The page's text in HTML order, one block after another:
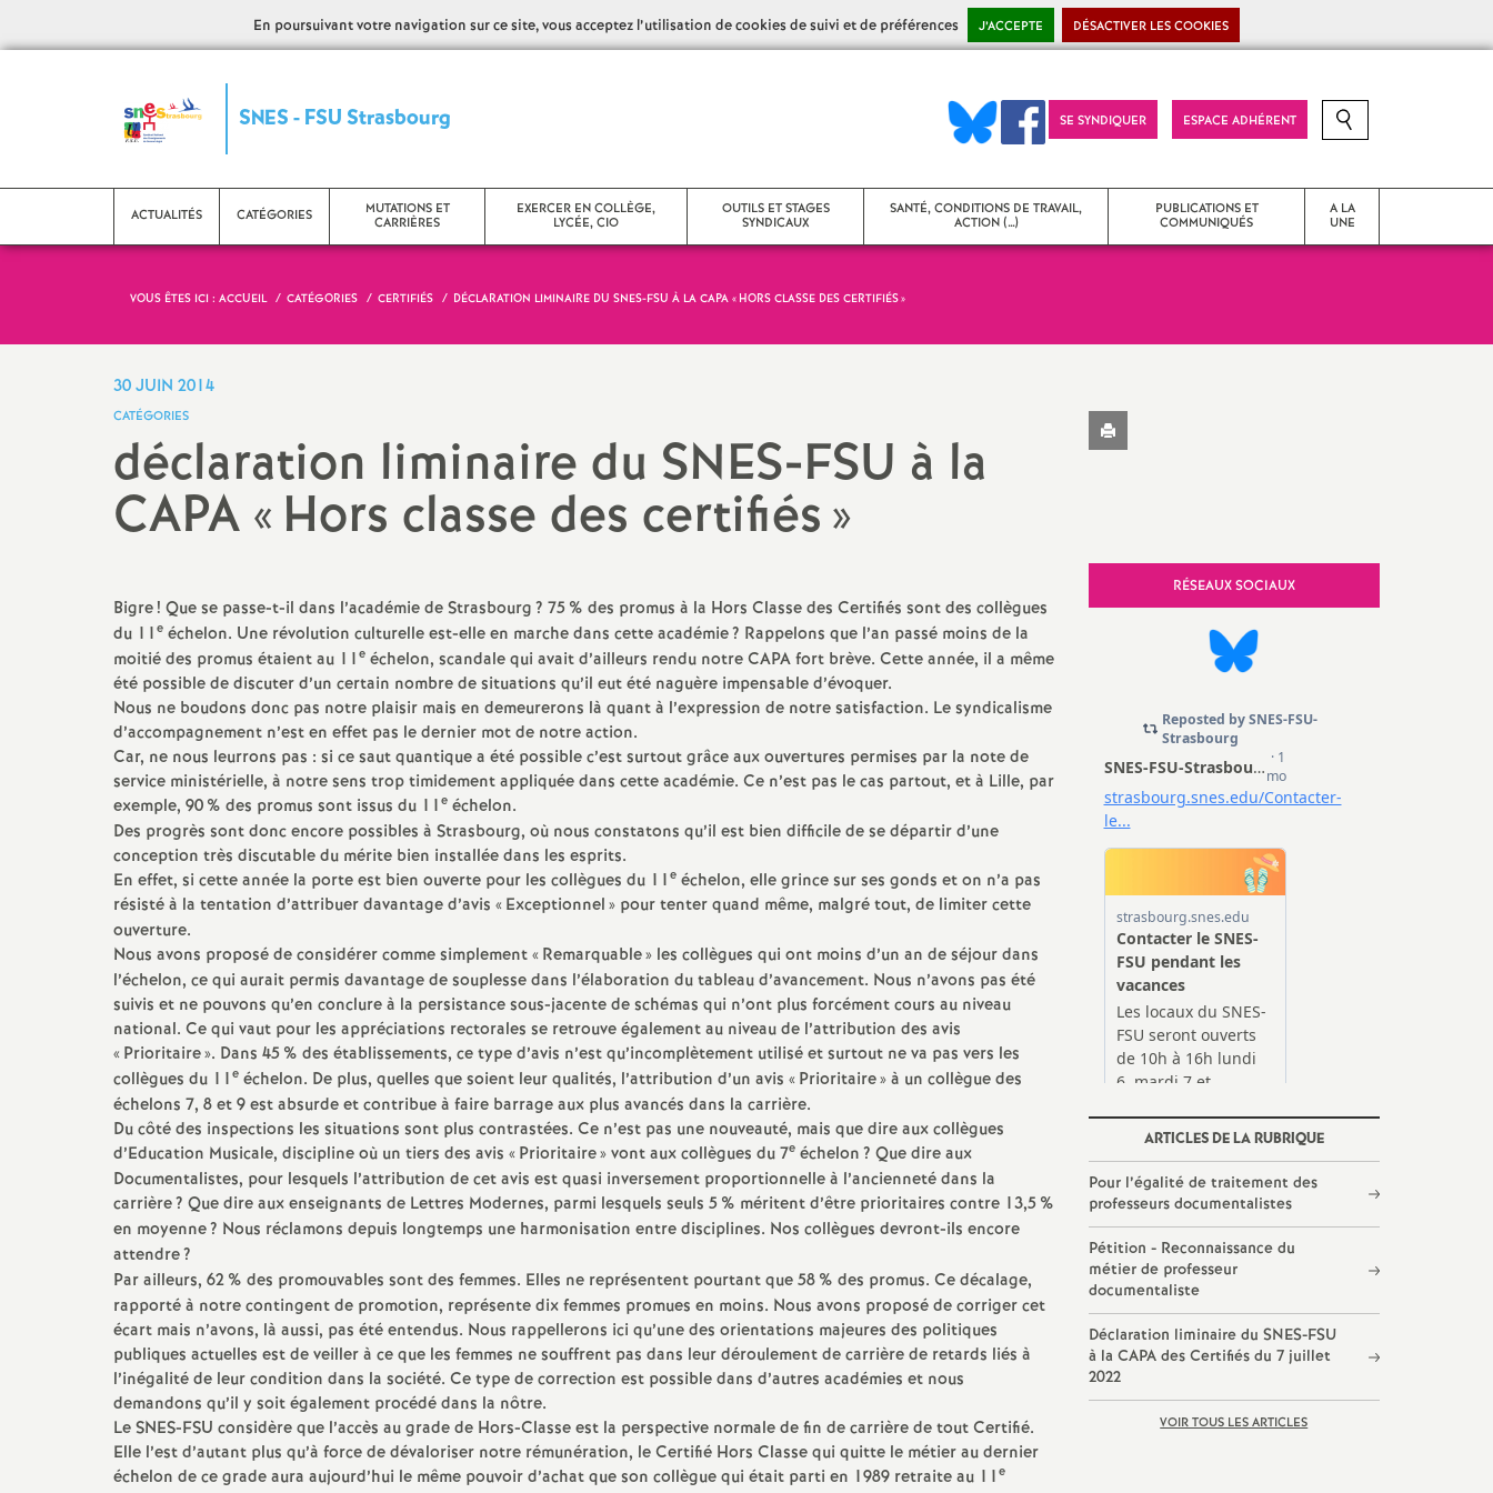
En poursuivant votre navigation sur ce site, vous acceptez l’utilisation de cookies de suivi et de préférences J’ACCEPTE DÉSACTIVER LES COOKIES
SNES - FSU Strasbourg
d
i
a
t
a
t
i
o
n
a
l
d
e
s
E
n
s
e
i
g
SE SYNDIQUER ESPACE ADHÉRENT RECHERCHE SUR LE SITE
ACTUALITÉS CATÉGORIES
Etudiants et stagiaires
AED
Non Titulaires
TZR
Certifiés
Agrégés
AESH
MUTATIONS ET
CARRIÈRES
Retraite
Temps partiel
Rémunération
Rupture conventionnelle
Disponibilité
EXERCER EN COLLÈGE,
LYCÉE, CIO
Evaluation
Education Prioritaire
Mixité scolaire
OUTILS ET STAGES
SYNDICAUX
Vie des établissements
SANTÉ, CONDITIONS DE TRAVAIL,
ACTION (…)
Congés maladie, problèmes
de santé
PUBLICATIONS ET
COMMUNIQUÉS
Déclarations liminaires - CR
d’instances
A LA
UNE
VOUS ÊTES ICI : ACCUEIL CATÉGORIES CERTIFIÉS DÉCLARATION LIMINAIRE DU SNES-FSU À LA CAPA « HORS CLASSE DES CERTIFIÉS»
30 JUIN 2014
CATÉGORIES
déclaration liminaire du SNES-FSU à la
CAPA « Hors classe des certifiés»
Imprimer
l'article
Bigre! Que se passe-t-il dans l’académie de Strasbourg? 75% des promus à la Hors Classe des Certifiés sont des collègues
du 11e échelon. Une révolution culturelle est-elle en marche dans cette académie? Rappelons que l’an passé moins de la
moitié des promus étaient au 11e échelon, scandale qui avait d’ailleurs rendu notre CAPA fort brève. Cette année, il a même
été possible de discuter d’un certain nombre de situations qu’il eut été naguère impensable d’évoquer.
Nous ne boudons donc pas notre plaisir mais en demeurerons là quant à l’expression de notre satisfaction. Le syndicalisme
d’accompagnement n’est en effet pas le dernier mot de notre action.
Car, ne nous leurrons pas : si ce saut quantique a été possible c’est surtout grâce aux ouvertures permises par la note de
service ministérielle, à notre sens trop timidement appliquée dans cette académie. Ce n’est pas le cas partout, et à Lille, par
exemple, 90% des promus sont issus du 11e échelon.
Des progrès sont donc encore possibles à Strasbourg, où nous constatons qu’il est bien difficile de se départir d’une
conception très discutable du mérite bien installée dans les esprits.
En effet, si cette année la porte est bien ouverte pour les collègues du 11e échelon, elle grince sur ses gonds et on n’a pas
résisté à la tentation d’attribuer davantage d’avis «Exceptionnel» pour tenter quand même, malgré tout, de limiter cette
ouverture.
Nous avons proposé de considérer comme simplement «Remarquable» les collègues qui ont moins d’un an de séjour dans
l’échelon, ce qui aurait permis davantage de souplesse dans l’élaboration du tableau d’avancement. Nous n’avons pas été
suivis et ne pouvons qu’en conclure à la persistance sous-jacente de schémas qui n’ont plus forcément cours au niveau
national. Ce qui vaut pour les appréciations rectorales se retrouve également au niveau de l’attribution des avis
«Prioritaire». Dans 45% des établissements, ce type d’avis n’est qu’incomplètement utilisé et surtout ne va pas vers les
collègues du 11e échelon. De plus, quelles que soient leur qualités, l’attribution d’un avis «Prioritaire» à un collègue des
échelons 7, 8 et 9 est absurde et contribue à faire barrage aux plus avancés dans la carrière.
Du côté des inspections les situations sont plus contrastées. Ce n’est pas une nouveauté, mais que dire aux collègues
d’Education Musicale, discipline où un tiers des avis «Prioritaire» vont aux collègues du 7e échelon? Que dire aux
Documentalistes, pour lesquels l’attribution de cet avis est quasi inversement proportionnelle à l’ancienneté dans la
carrière? Que dire aux enseignants de Lettres Modernes, parmi lesquels seuls 5% méritent d’être prioritaires contre 13,5%
en moyenne? Nous réclamons depuis longtemps une harmonisation entre disciplines. Nos collègues devront-ils encore
attendre?
Par ailleurs, 62% des promouvables sont des femmes. Elles ne représentent pourtant que 58% des promus. Ce décalage,
rapporté à notre contingent de promotion, représente dix femmes promues en moins. Nous avons proposé de corriger cet
écart mais n’avons, là aussi, pas été entendus. Nous rappellerons ici qu’une des orientations majeures des politiques
publiques actuelles est de veiller à ce que les femmes ne souffrent pas dans leur déroulement de carrière de retards liés à
l’inégalité de leur condition dans la société. Ce type de correction est possible dans d’autres académies et nous
demandons qu’il y soit également procédé dans la nôtre.
Le SNES-FSU considère que l’accès au grade de Hors-Classe est la perspective normale de fin de carrière de tout Certifié.
Elle l’est d’autant plus qu’à force de dévaloriser notre rémunération, le Certifié Hors Classe qui quitte le métier au dernier
échelon de ce grade aura aujourd’hui le même pouvoir d’achat que son collègue qui était parti en 1989 retraite au 11e
RÉSEAUX SOCIAUX
ARTICLES DE LA RUBRIQUE
Pour l’égalité de traitement des
professeurs documentalistes
Pétition - Reconnaissance du
métier de professeur
documentaliste
Déclaration liminaire du SNES-FSU
à la CAPA des Certifiés du 7 juillet
2022
VOIR TOUS LES ARTICLES